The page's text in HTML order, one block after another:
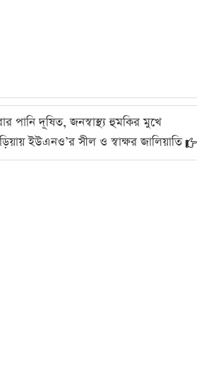
পানি দূষিত, জনস্বাস্থ্য হুমকির মুখে
ইউএনও’র সীল ও স্বাক্ষর জালিয়াতি